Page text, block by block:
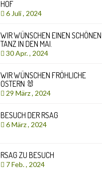
HOF
6 Juli , 2024
WIR WÜNSCHEN EINEN SCHÖNEN
TANZ IN DEN MAI.
30 Apr. , 2024
WIR WÜNSCHEN FRÖHLICHE
OSTERN 🐰
29 März , 2024
BESUCH DER RSAG
6 März , 2024
RSAG ZU BESUCH
7 Feb. , 2024